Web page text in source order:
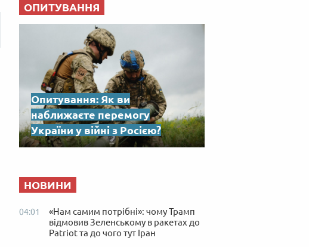
ОПИТУВАННЯ
Опитування: Як ви
наближаєте перемогу
України у війні з Росією?
НОВИНИ
04:01
«Нам самим потрібні»: чому Трамп
відмовив Зеленському в ракетах до
Patriot та до чого тут Іран